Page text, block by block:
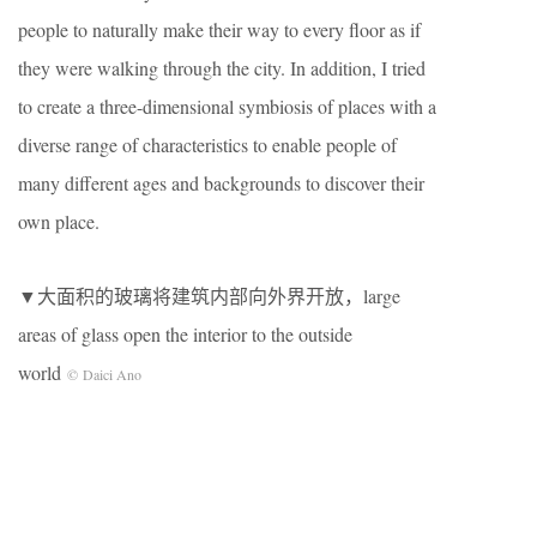
people to naturally make their way to every floor as if
they were walking through the city. In addition, I tried
to create a three-dimensional symbiosis of places with a
diverse range of characteristics to enable people of
many different ages and backgrounds to discover their
own place.
▼大面积的玻璃将建筑内部向外界开放，large
areas of glass open the interior to the outside
world © Daici Ano